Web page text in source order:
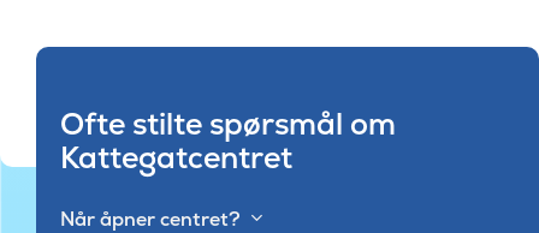
Ofte stilte spørsmål om
Kattegatcentret
Når åpner centret?